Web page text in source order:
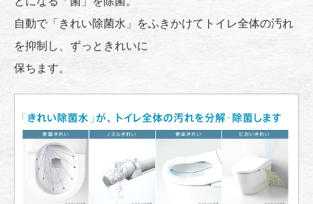
自動で「きれい除菌水」をふきかけてトイレ全体の汚れ
を抑制し、ずっときれいに
保ちます。